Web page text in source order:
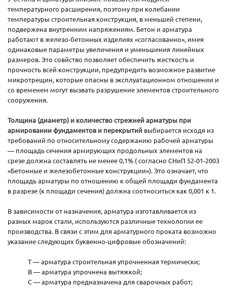
температурного расширения, поэтому при колебании
температуры строительная конструкция, в меньшей степени,
подвержена внутренним напряжениям. Бетон и арматура
работают в железо-бетонных изделиях «согласованно», имея
одинаковые параметры увеличения и уменьшения линейных
размеров. Это совйство позволяет обеспечить жесткость и
прочность всей конструкции, предупредить возможное развитие
микротрещин, которые опасны в эксплуатационном отношении и
со временем могут вызвать разрушение элементов строительного
сооружения.
Толщина (диаметр) и количество стрежней арматуры при
армировании фундаментов и перекрытий выбирается исходя из
требований по относительному содержанию рабочей арматуры
— площадь сечения армирующих продольных элементов на
срезе должна составлять не менее 0,1% ( согласно СНиП 52-01-2003
«Бетонные и железобетонные конструкции»). Это означает, что
площадь арматуры по отношению к общей площади фундамента
в разрезе (к площади сечения) должна соотноситься как 0,001 к 1.
В зависимости от назначения, арматура изготавливается из
разных марок стали, используются различные технологии ее
производства. В связи с этим для арматурного проката возможно
указание следующих буквенно-цифровые обозначений:
Т — арматура строительная упрочненная термически;
В — арматура упрочнена вытяжкой;
С — арматура предназначена для сварочных работ;